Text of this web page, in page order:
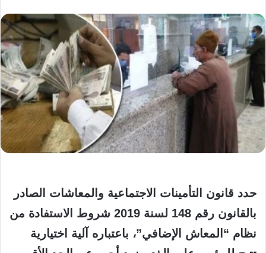
حدد قانون التأمينات الاجتماعية والمعاشات الصادر
بالقانون رقم 148 لسنة 2019 شروط الاستفادة من
نظام “المعاش الإضافي”، باعتباره آلية اختيارية